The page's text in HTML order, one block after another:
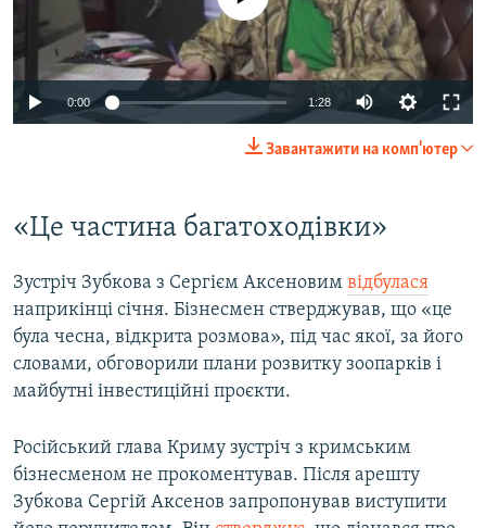
270p
0:00 1:28
Завантажити на комп'ютер
«Це частина багатоходівки»
Зустріч Зубкова з Сергієм Аксеновим відбулася
наприкінці січня. Бізнесмен стверджував, що «це
була чесна, відкрита розмова», під час якої, за його
словами, обговорили плани розвитку зоопарків і
майбутні інвестиційні проєкти.
Російський глава Криму зустріч з кримським
бізнесменом не прокоментував. Після арешту
Зубкова Сергій Аксенов запропонував виступити